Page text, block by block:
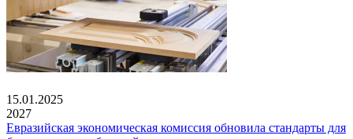
15.01.2025
2027
Евразийская экономическая комиссия обновила стандарты для